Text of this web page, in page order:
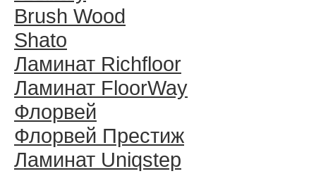
Brush Wood
Shato
Ламинат Richfloor
Ламинат FloorWay
Флорвей
Флорвей Престиж
Ламинат Uniqstep